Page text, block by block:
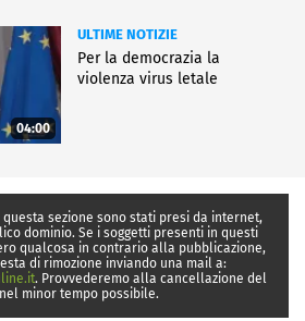
04:00
ULTIME NOTIZIE
Per la democrazia la
violenza virus letale
sezione sono stati presi da internet,
dominio. Se i soggetti presenti in questi
qualcosa in contrario alla pubblicazione,
di rimozione inviando una mail a:
. Provvederemo alla cancellazione del
minor tempo possibile.